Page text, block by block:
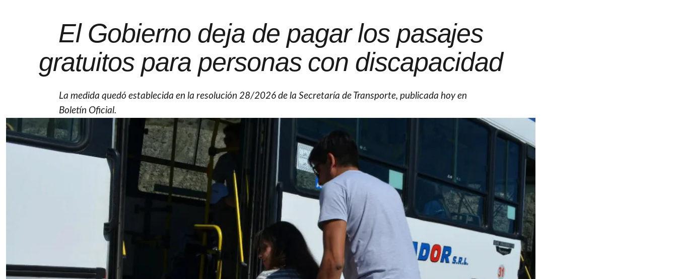
El Gobierno deja de pagar los pasajes
gratuitos para personas con discapacidad
La medida quedó establecida en la resolución 28/2026 de la Secretaría de Transporte, publicada hoy en
Boletín Oficial.